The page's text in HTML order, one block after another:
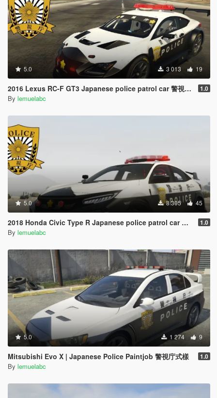
5.0 3 013 19
2016 Lexus RC-F GT3 Japanese police patrol car 警視庁式樣 [ Replace | ELS ] 1.0
By lemuelabc
5.0 8 305 45
2018 Honda Civic Type R Japanese police patrol car 警視庁式樣 [ Replace | ELS ] 1.0
By lemuelabc
5.0 1 274 9
Mitsubishi Evo X | Japanese Police Paintjob 警視庁式樣 1.0
By lemuelabc